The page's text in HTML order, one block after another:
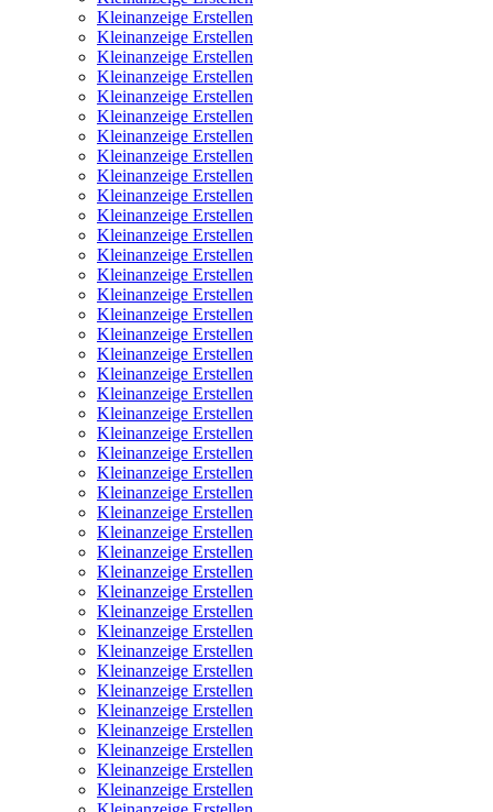
Kleinanzeige Erstellen
Kleinanzeige Erstellen
Kleinanzeige Erstellen
Kleinanzeige Erstellen
Kleinanzeige Erstellen
Kleinanzeige Erstellen
Kleinanzeige Erstellen
Kleinanzeige Erstellen
Kleinanzeige Erstellen
Kleinanzeige Erstellen
Kleinanzeige Erstellen
Kleinanzeige Erstellen
Kleinanzeige Erstellen
Kleinanzeige Erstellen
Kleinanzeige Erstellen
Kleinanzeige Erstellen
Kleinanzeige Erstellen
Kleinanzeige Erstellen
Kleinanzeige Erstellen
Kleinanzeige Erstellen
Kleinanzeige Erstellen
Kleinanzeige Erstellen
Kleinanzeige Erstellen
Kleinanzeige Erstellen
Kleinanzeige Erstellen
Kleinanzeige Erstellen
Kleinanzeige Erstellen
Kleinanzeige Erstellen
Kleinanzeige Erstellen
Kleinanzeige Erstellen
Kleinanzeige Erstellen
Kleinanzeige Erstellen
Kleinanzeige Erstellen
Kleinanzeige Erstellen
Kleinanzeige Erstellen
Kleinanzeige Erstellen
Kleinanzeige Erstellen
Kleinanzeige Erstellen
Kleinanzeige Erstellen
Kleinanzeige Erstellen